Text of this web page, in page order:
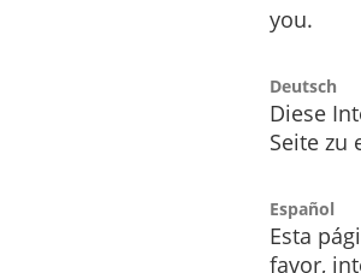
you.
Deutsch
Diese
Seite zu
Español
Esta
favor,